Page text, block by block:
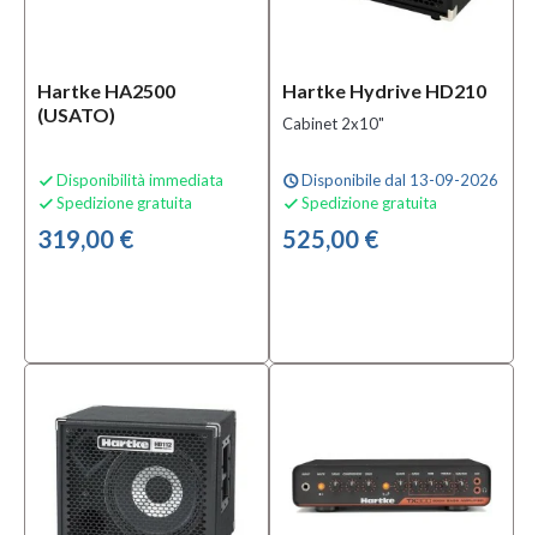
prodotti
disponibili
(5)
Hartke HA2500
(USATO)
 Disponibilità immediata
 Spedizione gratuita
319,00 €
Hartke Hydrive HD210
Cabinet 2x10"
scheduleDisponibile dal 13-09-2026
 Spedizione gratuita
525,00 €